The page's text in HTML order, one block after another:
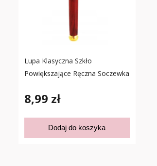
Lupa Klasyczna Szkło
Powiększające Ręczna Soczewka
8,99 zł
Dodaj do koszyka